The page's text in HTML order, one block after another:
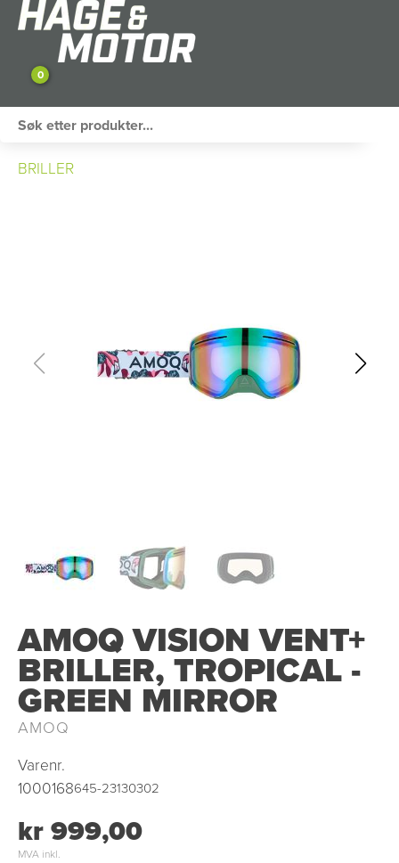
0
SNØSCOOTER
BRILLER
AMOQ VISION VENT+
BRILLER, TROPICAL -
GREEN MIRROR
AMOQ
Varenr.
1000168645-23130302
kr 999,00
MVA inkl.